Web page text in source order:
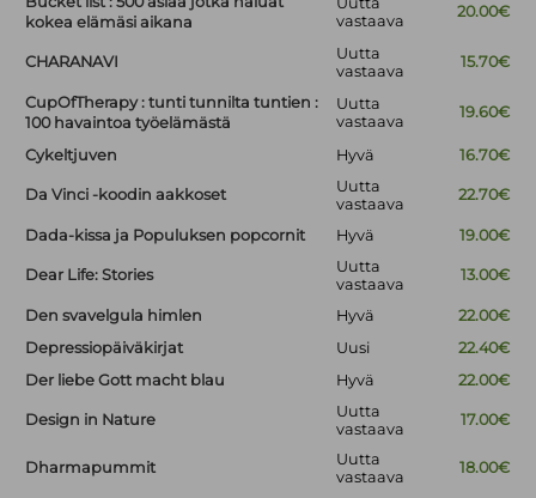
kokea elämäsi aikana
vastaava
20.00€
CHARANAVI
Uutta
vastaava
15.70€
CupOfTherapy : tunti tunnilta tuntien :
100 havaintoa työelämästä
Uutta
vastaava
19.60€
Cykeltjuven Hyvä 16.70€
Da Vinci -koodin aakkoset
Uutta
vastaava
22.70€
Dada-kissa ja Populuksen popcornit Hyvä 19.00€
Dear Life: Stories
Uutta
vastaava
13.00€
Den svavelgula himlen Hyvä
22.00€
Depressiopäiväkirjat
Uusi
22.40€
Der liebe Gott macht blau
Hyvä 22.00€
Design in Nature
Uutta
vastaava
17.00€
Dharmapummit
Uutta
vastaava
18.00€